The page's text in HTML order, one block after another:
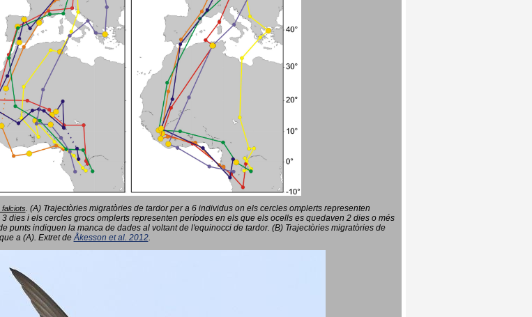
falciots. (A) Trajectòries migratòries de tardor per a 6 individus on els cercles omplerts representen
dies i els cercles grocs omplerts representen períodes en els que els ocells es quedaven 2 dies o més
punts indiquen la manca de dades al voltant de l'equinocci de tardor. (B) Trajectòries migratòries de
a (A). Extret deÅkesson et al. 2012.